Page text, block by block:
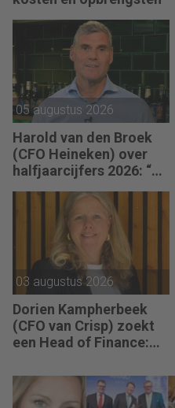
05 augustus 2026
Harold van den Broek
(CFO Heineken) over
halfjaarcijfers 2026: “De
vooruitgang is
zichtbaar.”
03 augustus 2026
Dorien Kampherbeek
(CFO van Crisp) zoekt
een Head of Finance:
performance driven
worden.”